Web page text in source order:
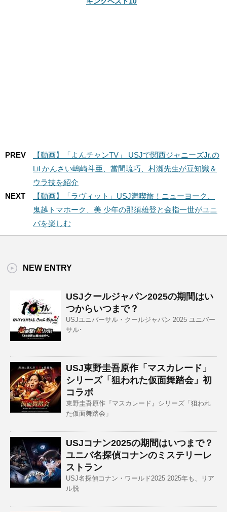
PREV
【動画】「よんチャンTV」 USJで関西ジャニーズJr.の
Lil かんさい嶋崎斗亜、當間琉巧、村瀬先生が豆知識＆
ウラ技を紹介
NEXT
【動画】「ラヴィット」USJ満喫旅！ニューヨーク、
鬼越トマホーク、美 少年の那須雄登と金指一世がユニ
バを楽しむ
NEW ENTRY
USJクールジャパン2025の期間はい
つからいつまで？
USJユニバーサル・クールジャパン 2025 ユニバー
サル･
USJ東野圭吾原作「マスカレード」
シリーズ「狙われた仮面舞踏会」初
コラボ
東野圭吾原作『マスカレード』シリーズ「狙われ
た仮面舞踏会」
USJコナン2025の期間はいつまで？
ユニバ名探偵コナンのミステリーレ
ストラン
USJ名探偵コナン・ワールド2025 2025年も、リア
ル脱